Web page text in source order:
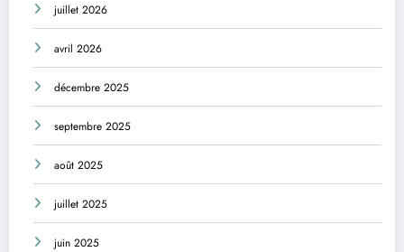
juillet 2026
avril 2026
décembre 2025
septembre 2025
août 2025
juillet 2025
juin 2025